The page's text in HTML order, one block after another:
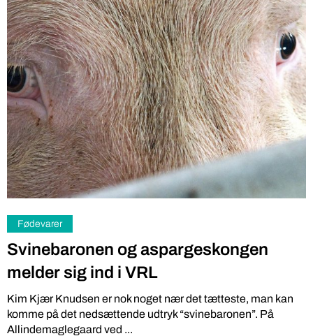
Fødevarer
Svinebaronen og aspargeskongen
melder sig ind i VRL
Kim Kjær Knudsen er nok noget nær det tætteste, man kan
komme på det nedsættende udtryk “svinebaronen”. På
Allindemaglegaard ved ...